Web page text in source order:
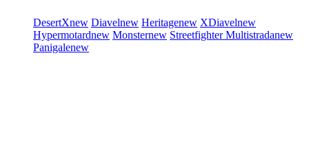
DesertXnew Diavelnew Heritagenew XDiavelnew
Hypermotardnew Monsternew StreetfighterMultistradanew
Panigalenew